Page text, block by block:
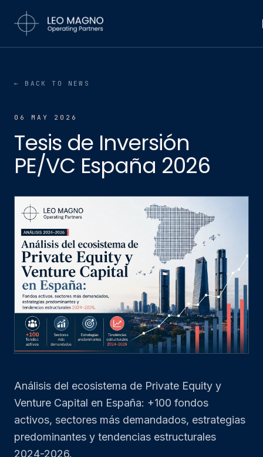
← BACK TO NEWS
06 MAY 2026
Tesis de Inversión
PE/VC España 2026
Análisis del ecosistema de Private Equity y
Venture Capital en España: +100 fondos
activos, sectores más demandados, estrategias
predominantes y tendencias estructurales
2024-2026.